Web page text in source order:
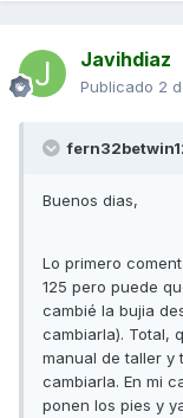
Javihdiaz
Publicado 2
Buenos dias,
Lo primero
125 pero puede
cambié la bujia
cambiarla). Total,
manual de taller y
cambiarla. En mi
ponen los pies y